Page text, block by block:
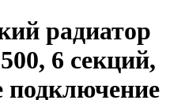
радиатор
6 секций,
подключение